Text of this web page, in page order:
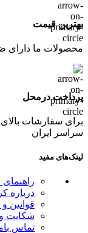
بهترین قیمت
محصولات ما دارای
پرداخت درمحل
سراسر ایران
لینک‌های مفید
راهنمای
درباره
قوانین
شکایت و
تماس